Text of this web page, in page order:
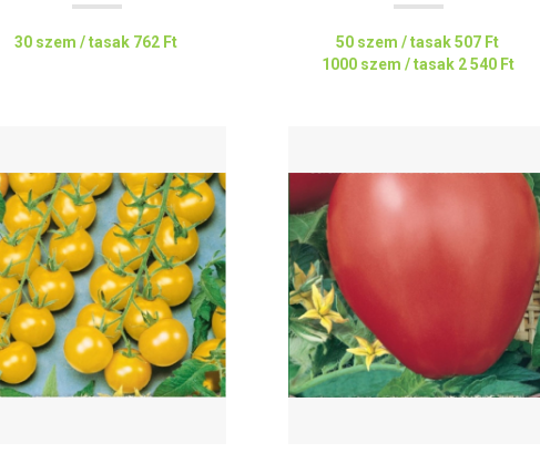
30 szem / tasak 762 Ft 50 szem / tasak507 Ft
1000 szem / tasak 2 540 Ft